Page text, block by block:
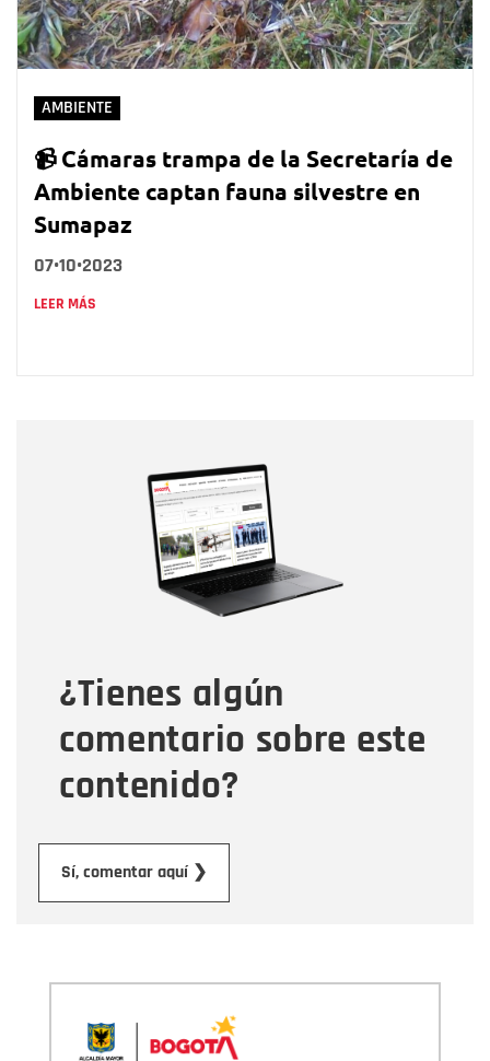
AMBIENTE
📹 Cámaras trampa de la Secretaría de
Ambiente captan fauna silvestre en
Sumapaz
07•10•2023
LEER MÁS
¿Tienes algún
comentario sobre este
contenido?
Sí, comentar aquí ❯
Correo electrónico
Tipo de comentario
Mensaje